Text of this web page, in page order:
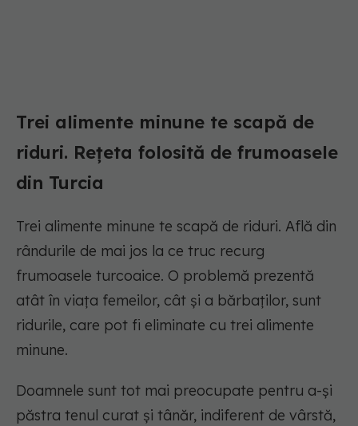
Trei alimente minune te scapă de
riduri. Rețeta folosită de frumoasele
din Turcia
Trei alimente minune te scapă de riduri. Află din
rândurile de mai jos la ce truc recurg
frumoasele turcoaice. O problemă prezentă
atât în viața femeilor, cât și a bărbaților, sunt
ridurile, care pot fi eliminate cu trei alimente
minune.
Doamnele sunt tot mai preocupate pentru a-și
păstra tenul curat și tânăr, indiferent de vârstă,